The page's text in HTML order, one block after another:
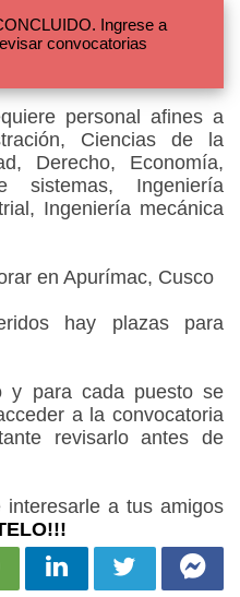
Ingrese a
convocatorias
personal afines a
Ciencias de la
Derecho, Economía,
sistemas, Ingeniería
Ingeniería mecánica
en Apurímac, Cusco
hay plazas para
y para cada puesto se
a la convocatoria
revisarlo antes de
a tus amigos